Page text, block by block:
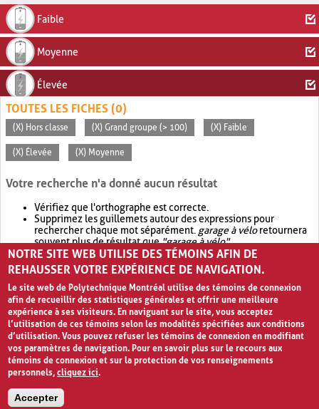
Faible
Moyenne
Élevée
TOUTES LES FICHES (0)
(X) Hors classe (X) Grand groupe (> 100) (X) Faible
(X) Élevée (X) Moyenne
Votre recherche n'a donné aucun résultat
Vérifiez que l'orthographe est correcte.
Supprimez les guillemets autour des expressions pour
rechercher chaque mot séparément. garage à véloretournera
souvent plus de résultat que"garage à vélo".
Envisagez d'élargir votre recherche avec OR.garage OR vélo
retournera souvent plus de résultat quegarage à vélo
NOTRE SITE WEB UTILISE DES TÉMOINS AFIN DE
REHAUSSER VOTRE EXPÉRIENCE DE NAVIGATION.
Le site web de Polytechnique Montréal utilise des témoins de connexion
afin de recueillir des statistiques générales et offrir une meilleure
expérience à ses visiteurs. En naviguant sur le site, vous acceptez
l’utilisation de ces témoins selon les modalités spécifiées aux conditions
d’utilisation. Vous pouvez refuser les témoins de connexion en modifiant
vos paramètres de navigation. Pour en savoir plus sur le recours aux
témoins de connexion et sur la protection de vos renseignements
personnels,cliquez ici.
Accepter